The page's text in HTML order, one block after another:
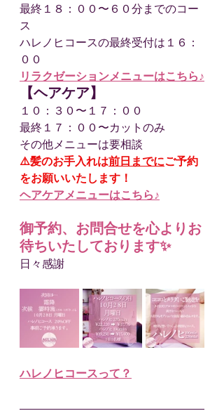
最終１８：００〜６０分までのコー
ス
ハレノヒコースの最終受付は１６：
００
リラクゼーションメニューはこちら♪
【ヘアケア】
１０：３０〜１７：００
最終１７：００〜カットのみ
その他メニューは要相談
⚠️髪のお手入れは前日までにご予約
をお願いいたします！
ヘアケアメニューはこちら♪
御予約、お問合せを心よりお
待ちいたしております✨
日々感謝
ハレノヒコースって？